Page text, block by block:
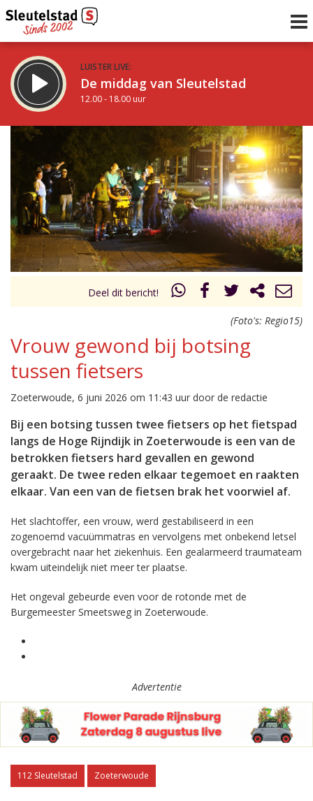
LUISTER LIVE:
De middag van Sleutelstad
12.00 - 18.00 uur
STRAKS:
De avond van Sleutelstad
18.00 - 19.00 uur
Vorig uur
uur 1 van 0 Volgend uur
Inklappen
Deel dit bericht!
(Foto's: Regio15)
Vrouw gewond bij botsing
tussen fietsers
Zoeterwoude, 6 juni 2026 om 11:43 uur door de redactie
Bij een botsing tussen twee fietsers op het fietspad
langs de Hoge Rijndijk in Zoeterwoude is een van de
betrokken fietsers hard gevallen en gewond
geraakt. De twee reden elkaar tegemoet en raakten
elkaar. Van een van de fietsen brak het voorwiel af.
Het slachtoffer, een vrouw, werd gestabiliseerd in een
zogenoemd vacuümmatras en vervolgens met onbekend letsel
overgebracht naar het ziekenhuis. Een gealarmeerd traumateam
kwam uiteindelijk niet meer ter plaatse.
Het ongeval gebeurde even voor de rotonde met de
Burgemeester Smeetsweg in Zoeterwoude.
Advertentie
112 Sleutelstad Zoeterwoude